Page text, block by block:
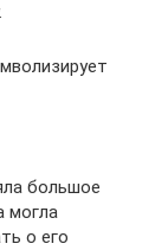
большое
могла
о его